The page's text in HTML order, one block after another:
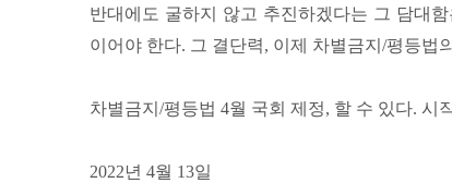
반대에도 굴하지 않고 추진하겠다는 그 담대
이어야 한다. 그 결단력, 이제 차별금지/평등법
차별금지/평등법 4월 국회 제정, 할 수 있다. 시
2022년 4월 13일